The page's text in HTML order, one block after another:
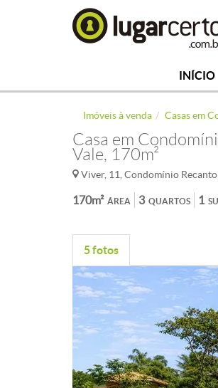
INÍCIO
Imóveis à venda Casas em
Casa em
Vale, 170m²
Viver, 11, Condomínio
ÁREA
170m² QUARTOS
3 1
5 fotos